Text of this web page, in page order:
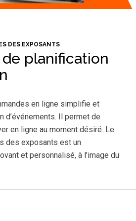
DES EXPOSANTS
planification
en ligne simplifie et
d’événements. Il permet de
en ligne au moment désiré. Le
des exposants est un
et personnalisé, à l’image du